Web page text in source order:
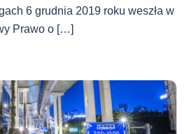
6 grudnia 2019 roku weszła w
Prawo o […]